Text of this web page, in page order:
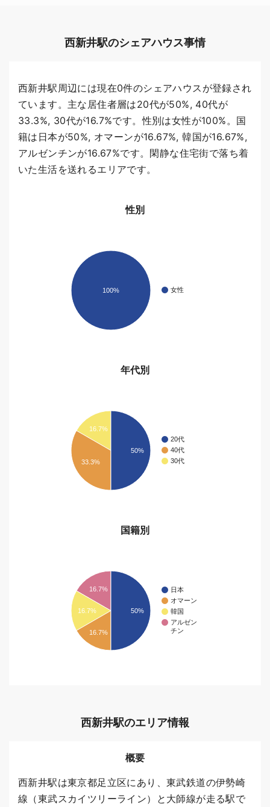
西新井駅のシェアハウス事情
西新井駅周辺には現在0件のシェアハウスが登録され
ています。主な居住者層は20代が50%, 40代が
33.3%, 30代が16.7%です。性別は女性が100%。国
籍は日本が50%, オマーンが16.67%, 韓国が16.67%,
アルゼンチンが16.67%です。閑静な住宅街で落ち着
いた生活を送れるエリアです。
性別
女性
100%
年代別
20代
40代
30代
16.7%
33.3%
50%
国籍別
日本
オマーン
韓国
アルゼン
チン
16.7%
16.7%
16.7%
50%
西新井駅のエリア情報
概要
西新井駅は東京都足立区にあり、東武鉄道の伊勢崎
線（東武スカイツリーライン）と大師線が走る駅で